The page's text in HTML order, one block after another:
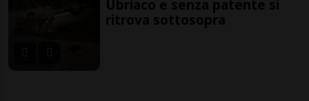
Ubriaco e senza patente si
ritrova sottosopra